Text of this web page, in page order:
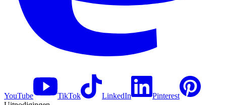
YouTube TikTok LinkedIn
Pinterest